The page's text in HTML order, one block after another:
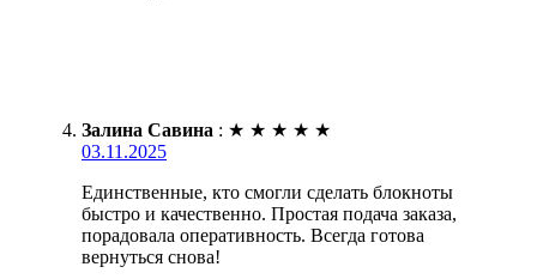
Залина Савина : ★ ★ ★ ★ ★
03.11.2025
Единственные, кто смогли сделать блокноты
быстро и качественно. Простая подача заказа,
порадовала оперативность. Всегда готова
вернуться снова!